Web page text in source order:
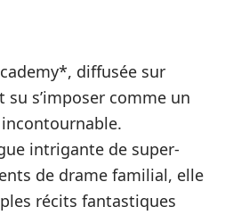
diffusée sur
s’imposer comme un
intrigante de super-
de drame familial, elle
récits fantastiques